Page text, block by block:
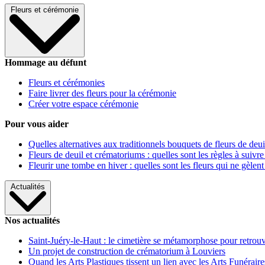
Fleurs et cérémonie
Hommage au défunt
Fleurs et cérémonies
Faire livrer des fleurs pour la cérémonie
Créer votre espace cérémonie
Pour vous aider
Quelles alternatives aux traditionnels bouquets de fleurs de
Fleurs de deuil et crématoriums : quelles sont les règles à
Fleurir une tombe en hiver : quelles sont les fleurs qui ne gèlent
Actualités
Nos actualités
Saint-Juéry-le-Haut : le cimetière se métamorphose pour
Un projet de construction de crématorium à Louviers
Quand les Arts Plastiques tissent un lien avec les Arts